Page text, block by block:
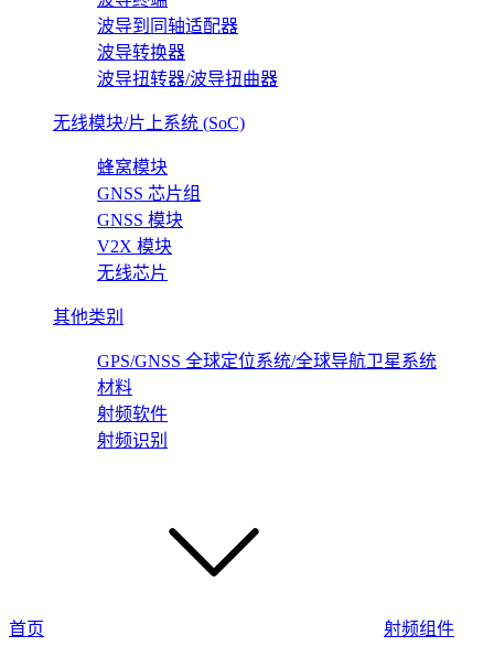
波导到同轴适配器
波导转换器
波导扭转器/波导扭曲器
无线模块/片上系统 (SoC)
蜂窝模块
GNSS 芯片组
GNSS 模块
V2X 模块
无线芯片
其他类别
GPS/GNSS 全球定位系统/全球导航卫星系统
材料
射频软件
射频识别
首页 射频组件